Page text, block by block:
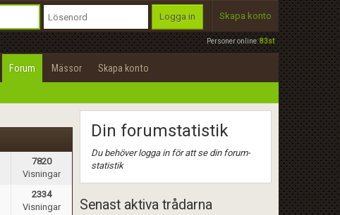
Personer online:83st
Logga in Skapa konto
Forum Mässor Skapa konto
7820
Visningar
2334
Visningar
Din forumstatistik
Du behöver logga in för att se din forum-
statistik
Senast aktiva trådarna